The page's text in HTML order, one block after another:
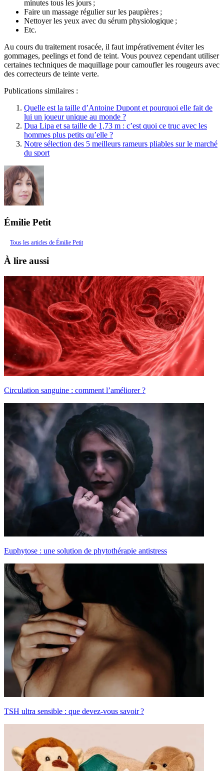
minutes tous les jours ;
Faire un massage régulier sur les paupières ;
Nettoyer les yeux avec du sérum physiologique ;
Etc.
Au cours du traitement rosacée, il faut impérativement éviter les
gommages, peelings et fond de teint. Vous pouvez cependant utiliser
certaines techniques de maquillage pour camoufler les rougeurs avec
des correcteurs de teinte verte.
Publications similaires :
Quelle est la taille d’Antoine Dupont et pourquoi elle fait de
lui un joueur unique au monde ?
Dua Lipa et sa taille de 1,73 m : c’est quoi ce truc avec les
hommes plus petits qu’elle ?
Notre sélection des 5 meilleurs rameurs pliables sur le marché
du sport
Émilie Petit
Tous les articles de Émilie Petit
À lire aussi
Circulation sanguine : comment l’améliorer ?
Euphytose : une solution de phytothérapie antistress
TSH ultra sensible : que devez-vous savoir ?